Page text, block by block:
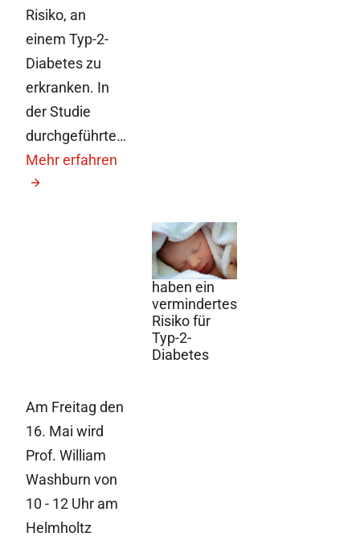
5. Mai 2014
Stillende
Mütter
haben ein
vermindertes
Risiko für
Typ-2-
Diabetes
Risiko, an
einem Typ-2-
Diabetes zu
erkranken. In
der Studie
durchgeführte…
Mehr erfahren
Am Freitag den
16. Mai wird
Prof. William
Washburn von
10 - 12 Uhr am
Helmholtz